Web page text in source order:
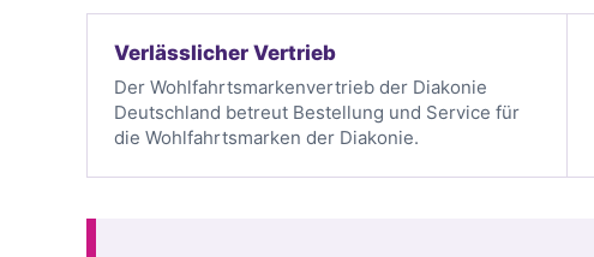
Verlässlicher Vertrieb
Der Wohlfahrtsmarkenvertrieb der Diakonie
Deutschland betreut Bestellung und Service für
die Wohlfahrtsmarken der Diakonie.